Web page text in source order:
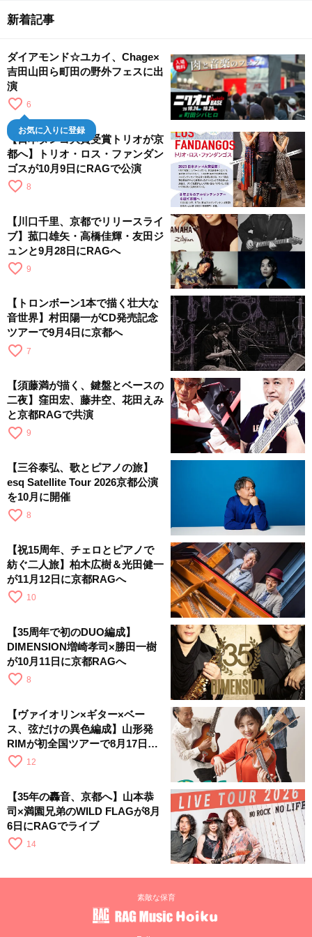
新着記事
ダイアモンド☆ユカイ、Chage×
吉田山田ら町田の野外フェスに出
演
favorite_border 6
お気に入りに登録
【日本タンゴ大賞受賞トリオが京
都へ】トリオ・ロス・ファンダン
ゴスが10月9日にRAGで公演
favorite_border 8
【川口千里、京都でリリースライ
ブ】菰口雄矢・高橋佳輝・友田ジ
ュンと9月28日にRAGへ
favorite_border 9
【トロンボーン1本で描く壮大な
音世界】村田陽一がCD発売記念
ツアーで9月4日に京都へ
favorite_border 7
【須藤満が描く、鍵盤とベースの
二夜】窪田宏、藤井空、花田えみ
と京都RAGで共演
favorite_border 9
【三谷泰弘、歌とピアノの旅】
esq Satellite Tour 2026京都公演
を10月に開催
favorite_border 8
【祝15周年、チェロとピアノで
紡ぐ二人旅】柏木広樹＆光田健一
が11月12日に京都RAGへ
favorite_border 10
【35周年で初のDUO編成】
DIMENSION増崎孝司×勝田一樹
が10月11日に京都RAGへ
favorite_border 8
【ヴァイオリン×ギター×ベー
ス、弦だけの異色編成】山形発
RIMが初全国ツアーで8月17日に
RAGへ
favorite_border 12
【35年の轟音、京都へ】山本恭
司×満園兄弟のWILD FLAGが8月
6日にRAGでライブ
favorite_border 14
素敵な保育